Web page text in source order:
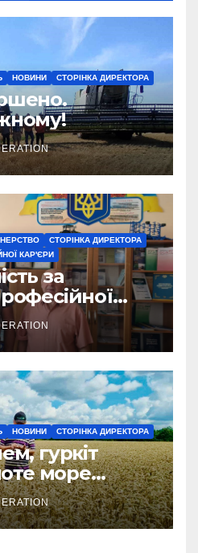
НОВИНИ СТОРІНКА ДИРЕКТОРА
СТОРІНКА ДИРЕКТОРА
КАР'ЄРИ
за
НОВИНИ СТОРІНКА ДИРЕКТОРА
гуркіт
море
виглядає
літо